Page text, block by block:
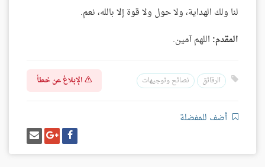
لنا ولك الهداية، ولا حول ولا قوة إلا بالله، نعم.
المقدم: اللهم آمين.
الرقائق نصائح وتوجيهات الإبلاغ عن خطأ
أضف للمفضلة
شارك
على
فيسبوك
شارك
على
غوغل
بلس
إرسل
إيميل